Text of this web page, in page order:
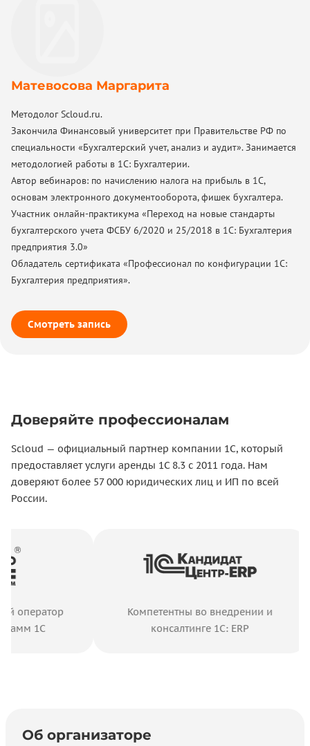
Матевосова Маргарита
Методолог Scloud.ru.
Закончила Финансовый университет при Правительстве РФ по
специальности «Бухгалтерский учет, анализ и аудит». Занимается
методологией работы в 1С: Бухгалтерии.
Автор вебинаров: по начислению налога на прибыль в 1С,
основам электронного документооборота, фишек бухгалтера.
Участник онлайн-практикума «Переход на новые стандарты
бухгалтерского учета ФСБУ 6/2020 и 25/2018 в 1С: Бухгалтерия
предприятия 3.0»
Обладатель сертификата «Профессионал по конфигурации 1С:
Бухгалтерия предприятия».
Смотреть запись
Доверяйте профессионалам
Scloud — официальный партнер компании 1С, который
предоставляет услуги аренды 1С 8.3 с 2011 года. Нам
доверяют более 57 000 юридических лиц и ИП по всей
России.
1С
Компетентны во внедрении и
консалтинге 1С: ERP
Об организаторе